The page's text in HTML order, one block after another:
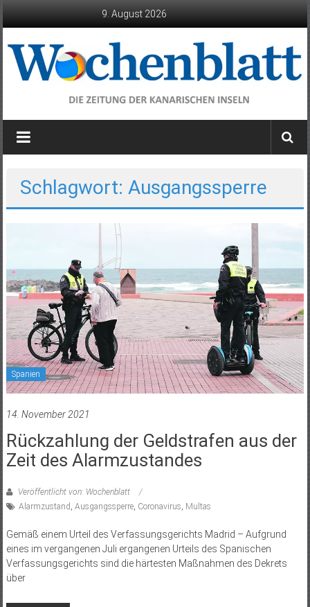
9. August 2026
Wochenblatt
die
Kanarischen
Inseln
Schlagwort: Ausgangssperre
Spanien
14. November 2021
Rückzahlung der Geldstrafen aus der
Zeit des Alarmzustandes
Veröffentlicht von: Wochenblatt
Alarmzustand Ausgangssperre, Coronavirus Multas
Gemäß einem Urteil des Verfassungsgerichts Madrid – Aufgrund
eines im vergangenen Juli ergangenen Urteils des Spanischen
Verfassungsgerichts sind die härtesten Maßnahmen des Dekrets
über